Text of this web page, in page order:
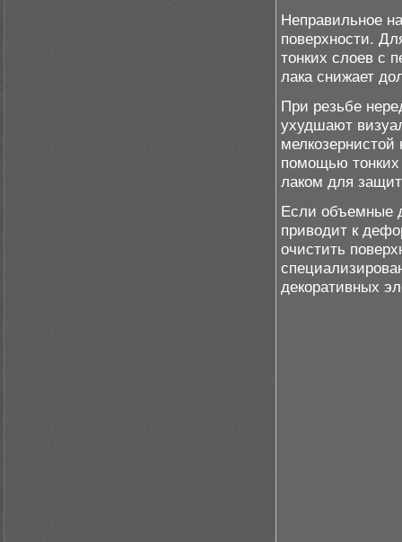
Неправильное
поверхности.
тонких слоев с
лака снижает
При резьбе
ухудшают
помощью тонких
лаком для
Если объемные
приводит к
очистить
декоративных